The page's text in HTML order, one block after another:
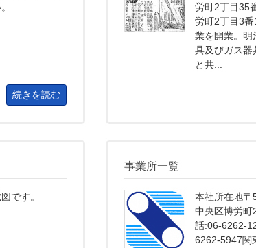
続きを読む
労町2丁目35
労町2丁目3
業を開業。明
具及びガス器
と共...
です。
事業所一覧
本社所在地〒
中央区博労町
話:06-6262-
6262-5947関